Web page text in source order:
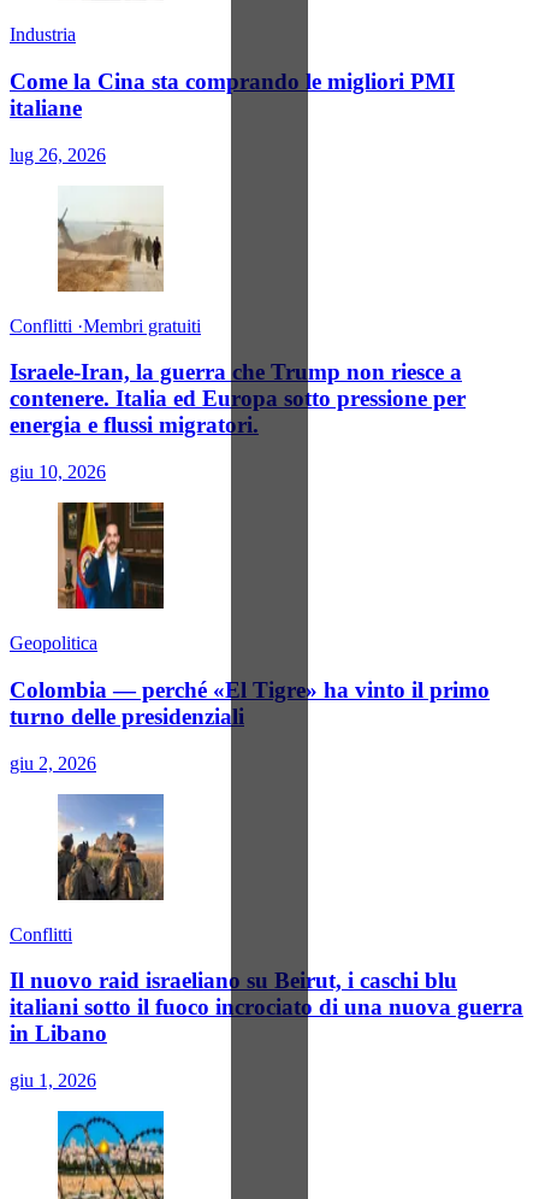
Industria
Come la Cina sta comprando le migliori PMI
italiane
lug 26, 2026
Conflitti ·Membri gratuiti
Israele-Iran, la guerra che Trump non riesce a
contenere. Italia ed Europa sotto pressione per
energia e flussi migratori.
giu 10, 2026
Geopolitica
Colombia — perché «El Tigre» ha vinto il primo
turno delle presidenziali
giu 2, 2026
Conflitti
Il nuovo raid israeliano su Beirut, i caschi blu
italiani sotto il fuoco incrociato di una nuova guerra
in Libano
giu 1, 2026